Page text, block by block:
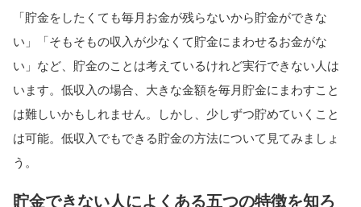
「貯金をしたくても毎月お金が残らないから貯金ができな
い」「そもそもの収入が少なくて貯金にまわせるお金がな
い」など、貯金のことは考えているけれど実行できない人は
います。低収入の場合、大きな金額を毎月貯金にまわすこと
は難しいかもしれません。しかし、少しずつ貯めていくこと
は可能。低収入でもできる貯金の方法について見てみましょ
う。
貯金できない人によくある五つの特徴を知ろ